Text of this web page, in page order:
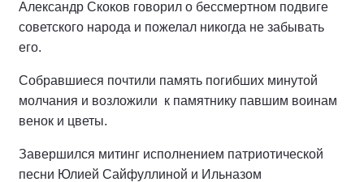
Александр Ско­ков го­во­рил о бессмерт­ном под­ви­ге
со­ветс­ко­го на­ро­да и пожелал никогда не забывать
его.
Соб­рав­ши­е­ся поч­ти­ли па­мять по­гиб­ших ми­ну­той
мол­ча­ния и воз­ло­жили к па­мят­ни­ку павшим воинам
венок и цветы.
Завершился митинг ис­пол­не­нием патриотической
пес­ни Юлией Сайфуллиной и Ильназом